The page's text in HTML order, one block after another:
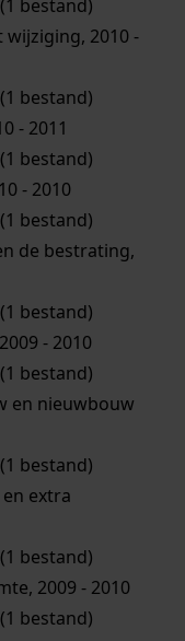
bestand)
2010 -
bestand)
- 2011
bestand)
- 2010
bestand)
de bestrating,
bestand)
- 2010
bestand)
en nieuwbouw
bestand)
extra
bestand)
2009 - 2010
bestand)